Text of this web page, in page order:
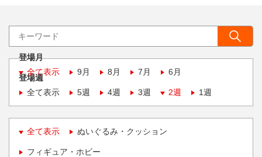
登場月
全て表示
9月 8月 7月 6月
登場週
全て表示
5週 4週 3週 2週 1週
全て表示 ぬいぐるみ・クッション
フィギュア・ホビー